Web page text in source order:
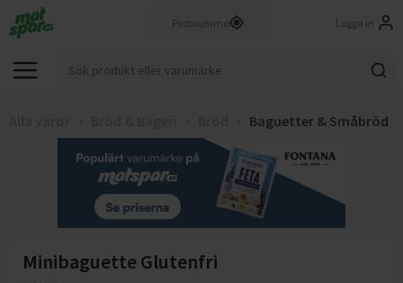
Logga in
Baguetter & Småbröd
Minibaguette Glutenfri